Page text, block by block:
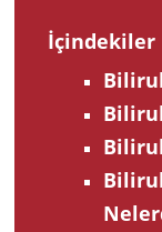
İçindekiler